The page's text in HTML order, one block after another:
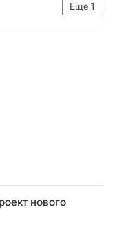
Еще 1
нового